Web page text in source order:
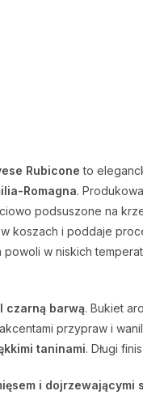
Rubicone to
Romagna.
podsuszone na
koszach i poddaje
w niskich
czarną barwą. Bukiet
przypraw i
taninami. Długi
i dojrzewającymi